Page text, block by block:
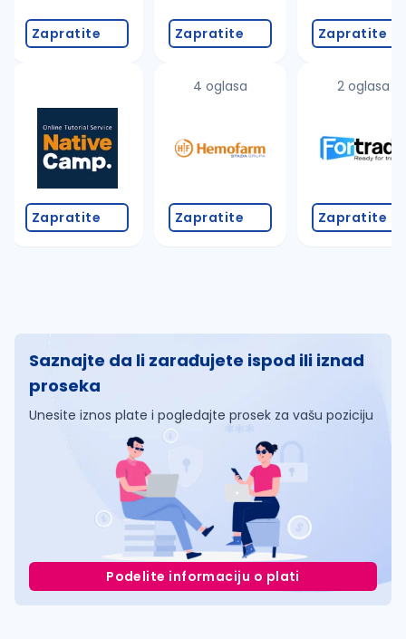
promenite odabrane filtere pretrage
Zapratite
Zapratite
Zapratite
4 oglasa
Zapratite
Zapratite
2 oglasa
Zapratite
Saznajte da li zarađujete ispod ili iznad
proseka
Unesite iznos plate i pogledajte prosek za vašu poziciju
Podelite informaciju o plati